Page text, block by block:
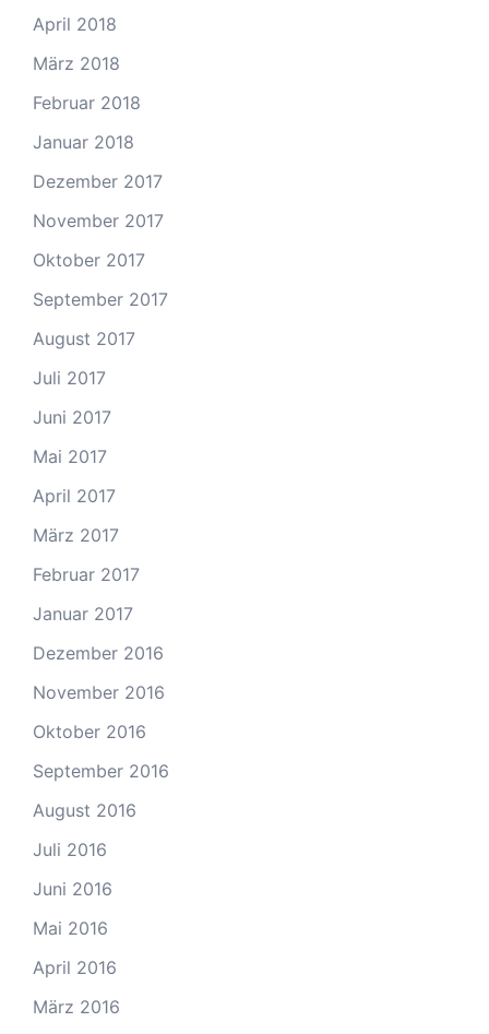
April 2018
März 2018
Februar 2018
Januar 2018
Dezember 2017
November 2017
Oktober 2017
September 2017
August 2017
Juli 2017
Juni 2017
Mai 2017
April 2017
März 2017
Februar 2017
Januar 2017
Dezember 2016
November 2016
Oktober 2016
September 2016
August 2016
Juli 2016
Juni 2016
Mai 2016
April 2016
März 2016